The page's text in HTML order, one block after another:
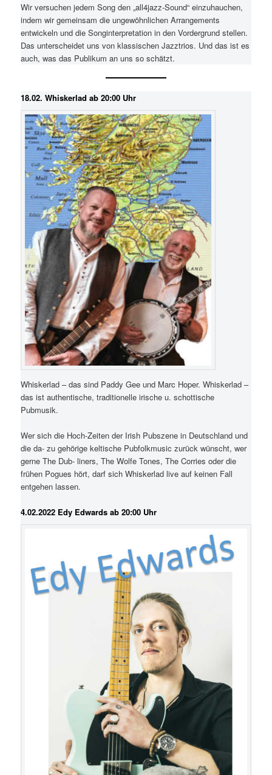
Wir versuchen jedem Song den „all4jazz-Sound“ einzuhauchen,
indem wir gemeinsam die ungewöhnlichen Arrangements
entwickeln und die Songinterpretation in den Vordergrund stellen.
Das unterscheidet uns von klassischen Jazztrios. Und das ist es
auch, was das Publikum an uns so schätzt.
18.02. Whiskerlad ab 20:00 Uhr
Whiskerlad – das sind Paddy Gee und Marc Hoper. Whiskerlad –
das ist authentische, traditionelle irische u. schottische
Pubmusik.
Wer sich die Hoch-Zeiten der Irish Pubszene in Deutschland und
die da- zu gehörige keltische Pubfolkmusic zurück wünscht, wer
gerne The Dub- liners, The Wolfe Tones, The Corries oder die
frühen Pogues hört, darf sich Whiskerlad live auf keinen Fall
entgehen lassen.
4.02.2022 Edy Edwards ab 20:00 Uhr